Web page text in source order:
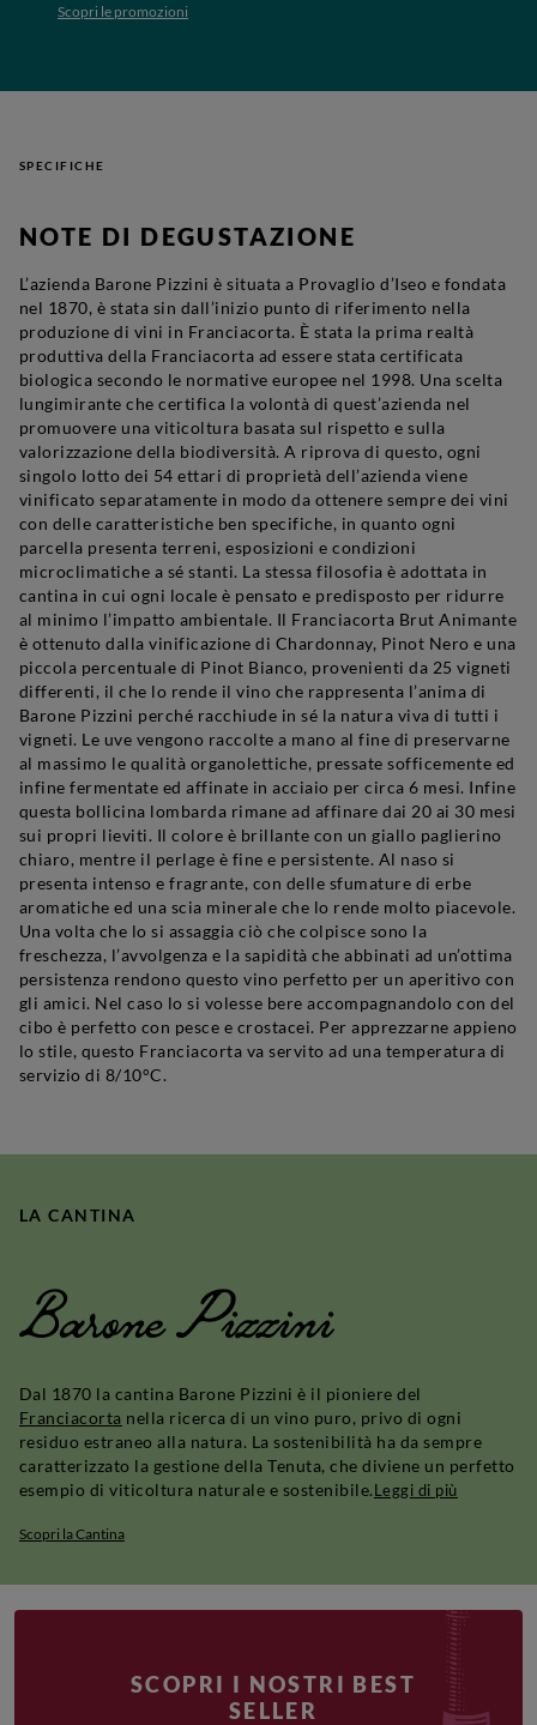
Scopri le promozioni
SPECIFICHE
NOTE DI DEGUSTAZIONE
L’azienda Barone Pizzini è situata a Provaglio d’Iseo e fondata
nel 1870, è stata sin dall’inizio punto di riferimento nella
produzione di vini in Franciacorta. È stata la prima realtà
produttiva della Franciacorta ad essere stata certificata
biologica secondo le normative europee nel 1998. Una scelta
lungimirante che certifica la volontà di quest’azienda nel
promuovere una viticoltura basata sul rispetto e sulla
valorizzazione della biodiversità. A riprova di questo, ogni
singolo lotto dei 54 ettari di proprietà dell’azienda viene
vinificato separatamente in modo da ottenere sempre dei vini
con delle caratteristiche ben specifiche, in quanto ogni
parcella presenta terreni, esposizioni e condizioni
microclimatiche a sé stanti. La stessa filosofia è adottata in
cantina in cui ogni locale è pensato e predisposto per ridurre
al minimo l’impatto ambientale. Il Franciacorta Brut Animante
è ottenuto dalla vinificazione di Chardonnay, Pinot Nero e una
piccola percentuale di Pinot Bianco, provenienti da 25 vigneti
differenti, il che lo rende il vino che rappresenta l’anima di
Barone Pizzini perché racchiude in sé la natura viva di tutti i
vigneti. Le uve vengono raccolte a mano al fine di preservarne
al massimo le qualità organolettiche, pressate sofficemente ed
infine fermentate ed affinate in acciaio per circa 6 mesi. Infine
questa bollicina lombarda rimane ad affinare dai 20 ai 30 mesi
sui propri lieviti. Il colore è brillante con un giallo paglierino
chiaro, mentre il perlage è fine e persistente. Al naso si
presenta intenso e fragrante, con delle sfumature di erbe
aromatiche ed una scia minerale che lo rende molto piacevole.
Una volta che lo si assaggia ciò che colpisce sono la
freschezza, l’avvolgenza e la sapidità che abbinati ad un’ottima
persistenza rendono questo vino perfetto per un aperitivo con
gli amici. Nel caso lo si volesse bere accompagnandolo con del
cibo è perfetto con pesce e crostacei. Per apprezzarne appieno
lo stile, questo Franciacorta va servito ad una temperatura di
servizio di 8/10°C.
LA CANTINA
Barone Pizzini
Dal 1870 la cantina Barone Pizzini è il pioniere del
Franciacorta nella ricerca di un vino puro, privo di ogni
residuo estraneo alla natura. La sostenibilità ha da sempre
caratterizzato la gestione della Tenuta, che diviene un perfetto
esempio di viticoltura naturale e sostenibile.Leggi di più
Scopri la Cantina
SCOPRI I NOSTRI BEST
SELLER